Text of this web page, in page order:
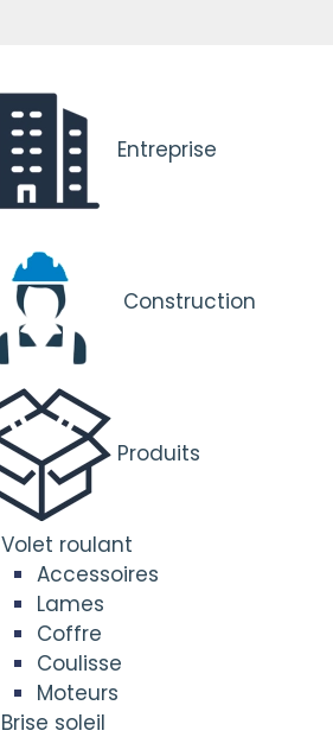
Entreprise
Construction
Produits
Volet roulant
Accessoires
Lames
Coffre
Coulisse
Moteurs
Brise soleil